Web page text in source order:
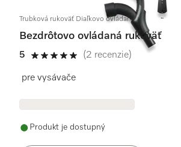
Trubková rukoväť Diaľkovo ovládané
Bezdrôtovo ovládaná rukoväť
5
5 / 5
(2 recenzie)
pre vysávače
Produkt je dostupný